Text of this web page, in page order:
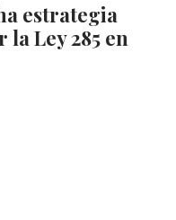
estrategia
Ley 285 en